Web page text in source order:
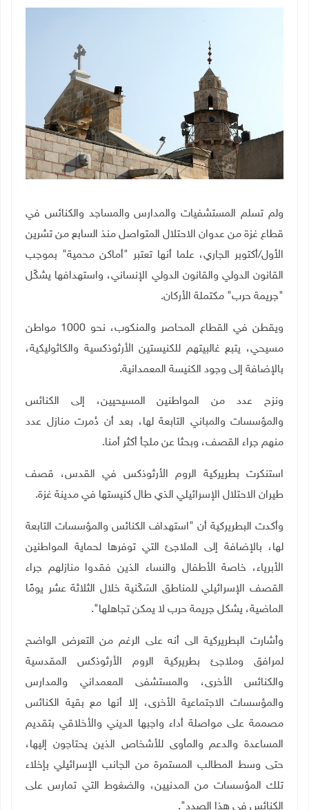
ولم تسلم المستشفيات والمدارس والمساجد والكنائس في
قطاع غزة من عدوان الاحتلال المتواصل منذ السابع من تشرين
الأول/أكتوبر الجاري، علما أنها تعتبر "أماكن محمية" بموجب
القانون الدولي والقانون الدولي الإنساني، واستهدافها يشكّل
"جريمة حرب" مكتملة الأركان.
ويقطن في القطاع المحاصر والمنكوب، نحو 1000 مواطن
مسيحي، يتبع غالبيتهم للكنيستين الأرثوذكسية والكاثوليكية،
بالإضافة إلى وجود الكنيسة المعمدانية.
ونزح عدد من المواطنين المسيحيين، إلى الكنائس
والمؤسسات والمباني التابعة لها، بعد أن دُمرت منازل عدد
منهم جراء القصف، وبحثا عن ملجأ أكثر أمنا.
استنكرت بطريركية الروم الأرثوذكس في القدس، قصف
طيران الاحتلال الإسرائيلي الذي طال كنيستها في مدينة غزة.
وأكدت البطريركية أن "استهداف الكنائس والمؤسسات التابعة
لها، بالإضافة إلى الملاجئ التي توفرها لحماية المواطنين
الأبرياء، خاصة الأطفال والنساء الذين فقدوا منازلهم جراء
القصف الإسرائيلي للمناطق السَكَنية خلال الثلاثة عشر يومًا
الماضية، يشكل جريمة حرب لا يمكن تجاهلها".
وأشارت البطريركية الى أنه على الرغم من التعرض الواضح
لمرافق وملاجئ بطريركية الروم الأرثوذكس المقدسية
والكنائس الأخرى، والمستشفى المعمداني والمدارس
والمؤسسات الاجتماعية الأخرى، إلا أنها مع بقية الكنائس
مصممة على مواصلة أداء واجبها الديني والأخلاقي بتقديم
المساعدة والدعم والمأوى للأشخاص الذين يحتاجون إليها،
حتى وسط المطالب المستمرة من الجانب الإسرائيلي بإخلاء
تلك المؤسسات من المدنيين، والضغوط التي تمارس على
الكنائس في هذا الصدد".